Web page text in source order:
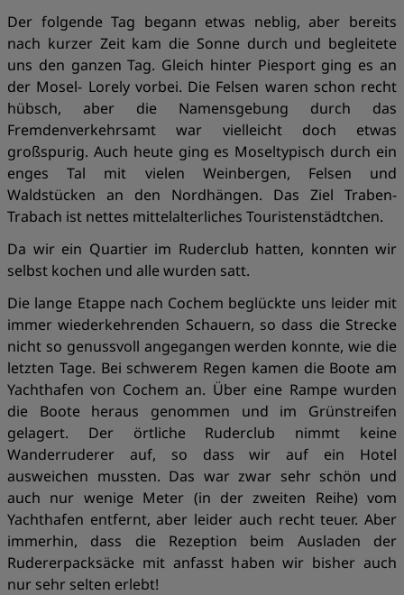
Der folgende Tag begann etwas neblig, aber bereits
nach kurzer Zeit kam die Sonne durch und begleitete
uns den ganzen Tag. Gleich hinter Piesport ging es an
der Mosel- Lorely vorbei. Die Felsen waren schon recht
hübsch, aber die Namensgebung durch das
Fremdenverkehrsamt war vielleicht doch etwas
großspurig. Auch heute ging es Moseltypisch durch ein
enges Tal mit vielen Weinbergen, Felsen und
Waldstücken an den Nordhängen. Das Ziel Traben-
Trabach ist nettes mittelalterliches Touristenstädtchen.
Da wir ein Quartier im Ruderclub hatten, konnten wir
selbst kochen und alle wurden satt.
Die lange Etappe nach Cochem beglückte uns leider mit
immer wiederkehrenden Schauern, so dass die Strecke
nicht so genussvoll angegangen werden konnte, wie die
letzten Tage. Bei schwerem Regen kamen die Boote am
Yachthafen von Cochem an. Über eine Rampe wurden
die Boote heraus genommen und im Grünstreifen
gelagert. Der örtliche Ruderclub nimmt keine
Wanderruderer auf, so dass wir auf ein Hotel
ausweichen mussten. Das war zwar sehr schön und
auch nur wenige Meter (in der zweiten Reihe) vom
Yachthafen entfernt, aber leider auch recht teuer. Aber
immerhin, dass die Rezeption beim Ausladen der
Rudererpacksäcke mit anfasst haben wir bisher auch
nur sehr selten erlebt!